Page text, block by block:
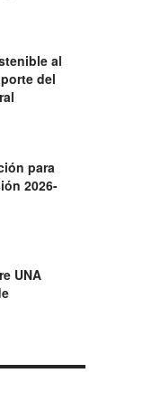
al
del
para
2026-
UNA